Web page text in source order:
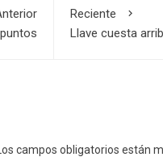
Reciente
Llave cuesta
Los campos obligatorios están